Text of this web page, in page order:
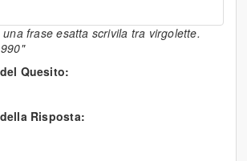
frase esatta scrivila tra virgolette.
Quesito:
Risposta: